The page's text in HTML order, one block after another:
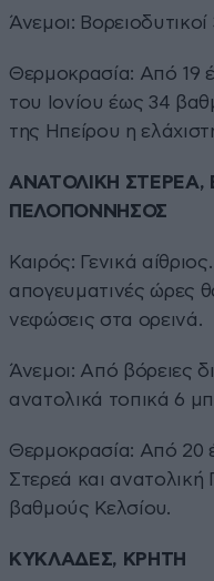
Άνεμοι:
Θερμοκρασία: Από 19
του Ιονίου έως 34
της Ηπείρου η
ΑΝΑΤΟΛΙΚΗ ΣΤΕΡΕΑ,
ΠΕΛΟΠΟΝΝΗΣΟΣ
Καιρός: Γενικά
απογευματινές ώρες
νεφώσεις στα ορεινά.
Άνεμοι: Από βόρειες
ανατολικά τοπικά 6
Θερμοκρασία: Από 20
Στερεά και
βαθμούς Κελσίου.
ΚΥΚΛΑΔΕΣ, ΚΡΗΤΗ